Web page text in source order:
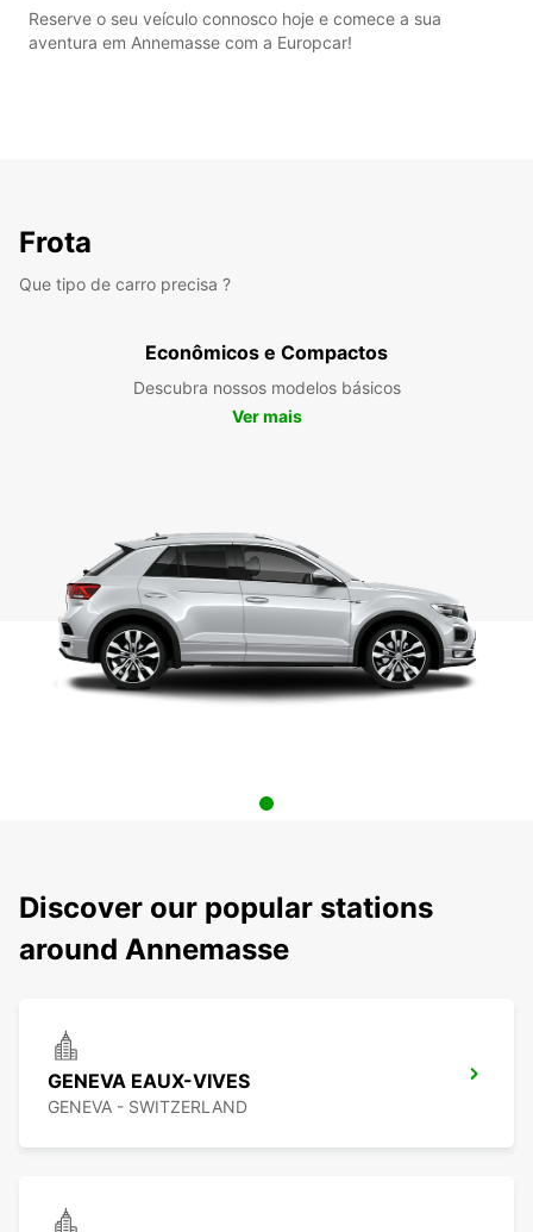
Reserve o seu veículo connosco hoje e comece a sua
aventura em Annemasse com a Europcar!
Frota
Que tipo de carro precisa ?
Econômicos e Compactos
Descubra nossos modelos básicos
Ver mais
Discover our popular stations
around Annemasse
GENEVA EAUX-VIVES
GENEVA - SWITZERLAND